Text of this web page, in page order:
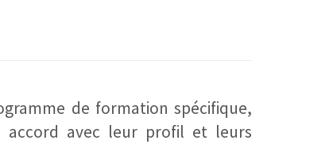
de formation spécifique,
accord avec leur profil et leurs